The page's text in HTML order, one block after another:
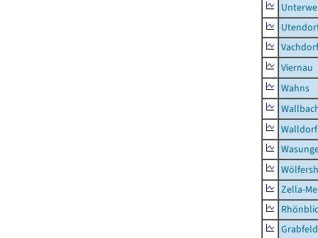
Vachdorf
Viernau
Wahns
Walldorf
Zella-
Grabfeld